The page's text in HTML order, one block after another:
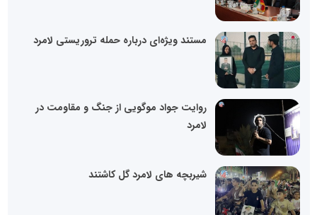
مستند ویژه‌ای درباره حمله تروریستی لامرد
روایت جواد موگویی از جنگ و مقاومت در
لامرد
شیربچه های لامرد گل کاشتند